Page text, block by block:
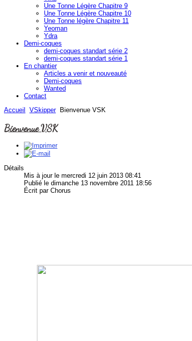
Une Tonne Légère Chapitre 9
Une Tonne Légère Chapitre 10
Une Tonne légère Chapitre 11
Yeoman
Ydra
Demi-coques
demi-coques standart série 2
demi-coques standart série 1
En chantier
Articles a venir et nouveauté
Demi-coques
Wanted
Contact
Accueil
VSkipper Bienvenue VSK
Bienvenue VSK
Détails
Mis à jour le mercredi 12 juin 2013 08:41
Publié le dimanche 13 novembre 2011 18:56
Écrit par Chorus